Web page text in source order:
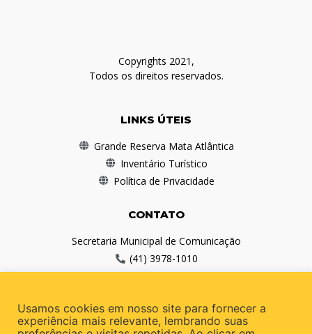
Copyrights 2021,
Todos os direitos reservados.
LINKS ÚTEIS
Grande Reserva Mata Atlântica
Inventário Turístico
Política de Privacidade
CONTATO
Secretaria Municipal de Comunicação
(41) 3978-1010
comunicacao@antonina.pr.gov.br
REDES SOCIAIS
Usamos cookies em nosso site para fornecer a
experiência mais relevante, lembrando suas